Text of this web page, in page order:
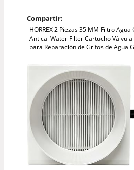
Compartir:
HORREX 2 Piezas 35 MM Filtro
Antical Water Filter Cartucho
para Reparación de Grifos de Agua